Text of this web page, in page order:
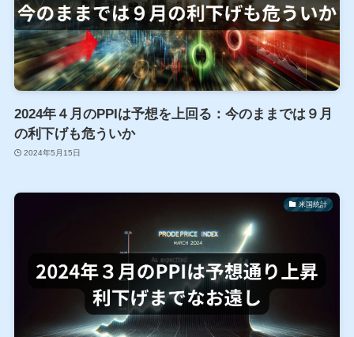
2024年４月のPPIは予想を上回る：今のままでは９月
の利下げも危ういか
2024年5月15日
米国統計